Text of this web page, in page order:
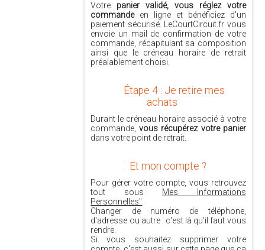
Votre panier validé, vous réglez votre
commandeen ligne et bénéficiez d'un
paiement sécurisé. LeCourtCircuit.fr vous
envoie un mail de confirmation de votre
commande, récapitulant sa composition
ainsi que le créneau horaire de retrait
préalablement choisi.
Étape 4 : Je retire mes
achats
Durant le créneau horaire associé à votre
commande,vous récupérez votre panier
dans votre point de retrait.
Et mon compte ?
Pour gérer votre compte, vous retrouvez
tout sous Mes Informations
Personnelles"
Changer de numéro de téléphone,
d'adresse ou autre : c'est là qu'il faut vous
rendre.
Si vous souhaitez supprimer votre